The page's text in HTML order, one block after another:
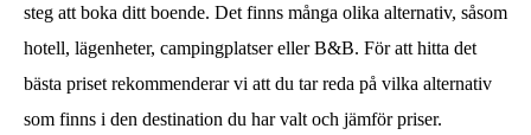
steg att boka ditt boende. Det finns många olika alternativ, såsom
hotell, lägenheter, campingplatser eller B&B. För att hitta det
bästa priset rekommenderar vi att du tar reda på vilka alternativ
som finns i den destination du har valt och jämför priser.